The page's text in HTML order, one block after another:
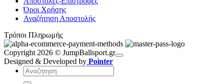
Όροι Χρήσης
Αναζήτηση Αποστολής
Τρόποι Πληρωμής
Copyright 2026 © JumpBallsport.gr
Designed & Developed by Pointer
Αναζήτηση
για: